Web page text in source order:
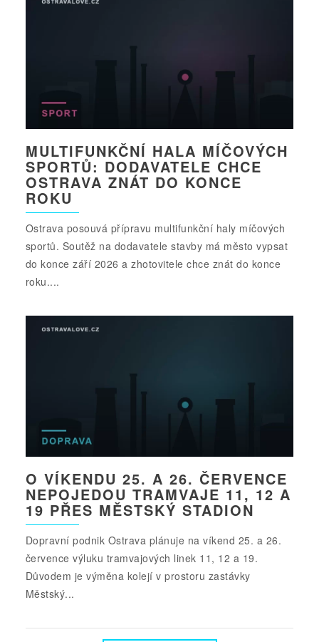
MULTIFUNKČNÍ HALA MÍČOVÝCH
SPORTŮ: DODAVATELE CHCE
OSTRAVA ZNÁT DO KONCE
ROKU
Ostrava posouvá přípravu multifunkční haly míčových
sportů. Soutěž na dodavatele stavby má město vypsat
do konce září 2026 a zhotovitele chce znát do konce
roku....
O VÍKENDU 25. A 26. ČERVENCE
NEPOJEDOU TRAMVAJE 11, 12 A
19 PŘES MĚSTSKÝ STADION
Dopravní podnik Ostrava plánuje na víkend 25. a 26.
července výluku tramvajových linek 11, 12 a 19.
Důvodem je výměna kolejí v prostoru zastávky
Městský...